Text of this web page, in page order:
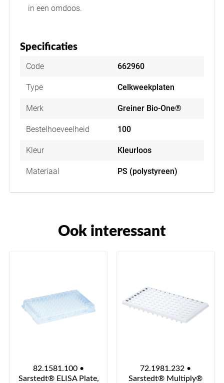
in een omdoos.
Specificaties
Code 662960
Type Celkweekplaten
Merk Greiner Bio-One®
Bestelhoeveelheid 100
Kleur Kleurloos
Materiaal PS (polystyreen)
Ook interessant
82.1581.100 •
Sarstedt® ELISA Plate,
72.1981.232 •
Sarstedt® Multiply®